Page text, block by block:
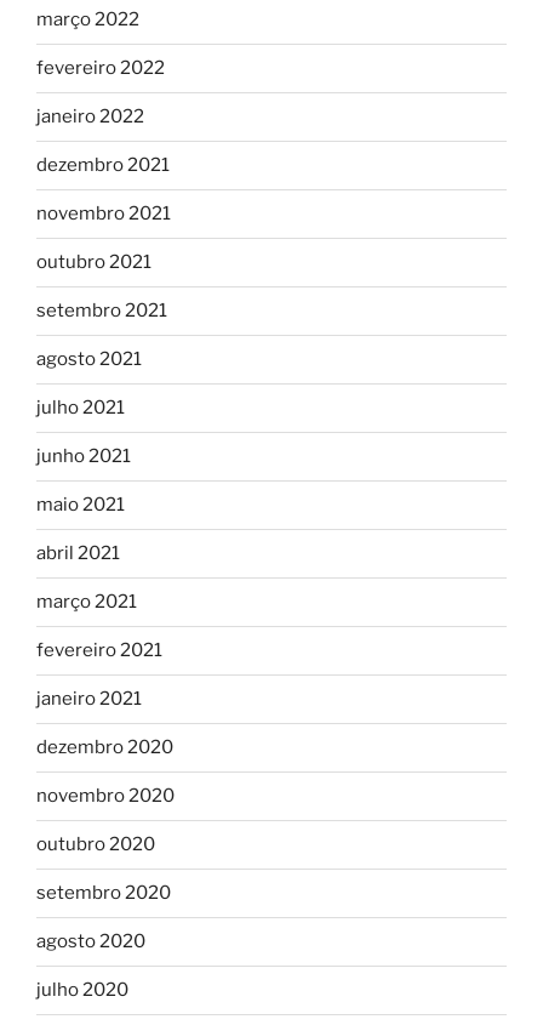
março 2022
fevereiro 2022
janeiro 2022
dezembro 2021
novembro 2021
outubro 2021
setembro 2021
agosto 2021
julho 2021
junho 2021
maio 2021
abril 2021
março 2021
fevereiro 2021
janeiro 2021
dezembro 2020
novembro 2020
outubro 2020
setembro 2020
agosto 2020
julho 2020